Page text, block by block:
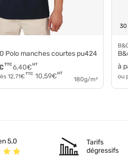
Polo manches courtes pu424
6,40€HT
TTC
12,71€ TTC 10,59€HT
180g/m²
30
à
ou
5,0
Tarifs
dégressifs